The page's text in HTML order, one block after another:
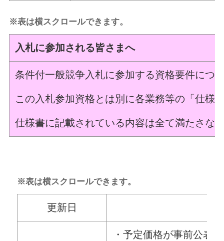
※表は横スクロールできます。
入札に参加される皆さまへ
条件付一般競争入札に参加する資格要件につ
この入札参加資格とは別に各業務等の「仕様
仕様書に記載されている内容は全て満たさな
※表は横スクロールできます。
更新日
・予定価格が事前公表